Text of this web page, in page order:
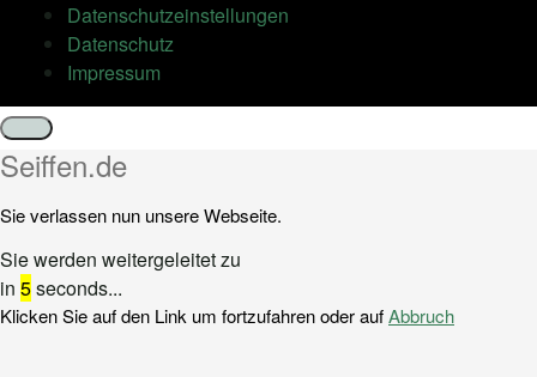
Datenschutz­einstellungen
Datenschutz
Impressum
Schließen
Seiffen.de
Sie verlassen nun unsere Webseite.
Sie werden weitergeleitet zu
in 5seconds...
Klicken Sie auf den Link um fortzufahren oder aufAbbruch